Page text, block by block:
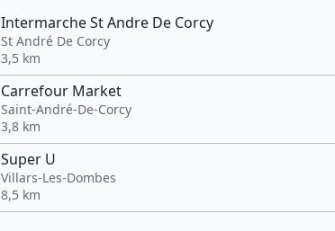
Intermarche St Andre De Corcy
St André De Corcy
3,5 km
Carrefour Market
Saint-André-De-Corcy
3,8 km
Super U
Villars-Les-Dombes
8,5 km